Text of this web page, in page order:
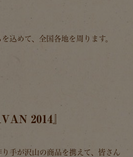
込めて、全国各地を周ります。
2014』
手が沢山の商品を携えて、皆さん